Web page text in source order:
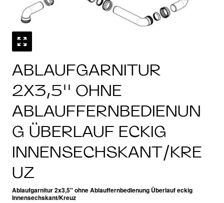
ABLAUFGARNITUR
2X3,5'' OHNE
ABLAUFFERNBEDIENUN
G ÜBERLAUF ECKIG
INNENSECHSKANT/KRE
UZ
Ablaufgarnitur 2x3,5'' ohne Ablauffernbedienung Überlauf eckig
Innensechskant/Kreuz